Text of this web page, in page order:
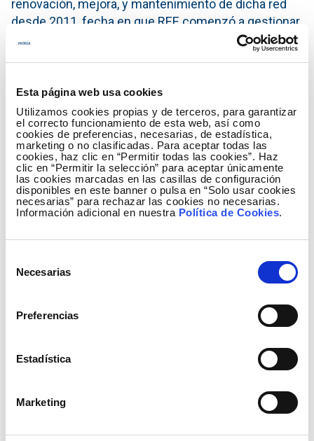
Esta página web usa cookies
Utilizamos cookies propias y de terceros, para garantizar
el correcto funcionamiento de esta web, así como
cookies de preferencias, necesarias, de estadística,
marketing o no clasificadas. Para aceptar todas las
cookies, haz clic en “Permitir todas las cookies”. Haz
clic en “Permitir la selección” para aceptar únicamente
las cookies marcadas en las casillas de configuración
disponibles en este banner o pulsa en “Solo usar cookies
necesarias” para rechazar las cookies no necesarias.
Información adicional en nuestra Política de Cookies.
Necesarias
Preferencias
Estadística
Marketing
renovación, mejora, y mantenimiento de dicha red
desde 2011, fecha en que REE comenzó a gestionar
los activos adquiridos de la Red de Transporte
La ejecución de estas actuaciones ha permitido, por
un lado, adecuar la condición de los activos del
archipiélago canario a los estándares de calidad del
resto del territorio nacional y, por el otro, mejorar la
calidad de servicio disminuyendo así muy
notablemente el tiempo de interrupción medio (TIM)
hasta alcanzar los 5 minutos en el pasado año 2020,
desde una media de 86 minutos en el quinquenio
de la infraestructura eléctrica de transporte canaria,
y, en coordinación con todas las administraciones
competentes, va a continuar reforzando con nuevas
infraestructuras que aumentan la robustez del
nuevas herramientas que refuerzan la seguridad de
renovables y modernizando las instalaciones que
actualmente están en servicio.